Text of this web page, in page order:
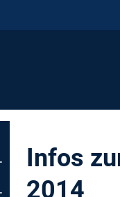
Infos
2014